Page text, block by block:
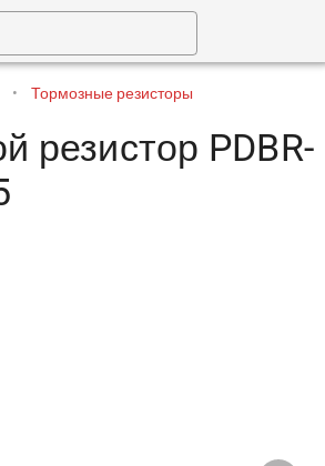
• Тормозные резисторы
резистор PDBR-